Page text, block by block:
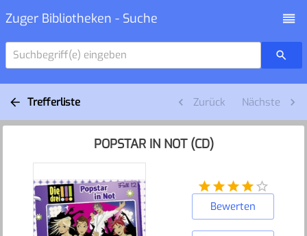
Zuger Bibliotheken - Suche
Suchbegriff(e) eingeben
Trefferliste Zurück Nächste
POPSTAR IN NOT (CD)
Bewerten